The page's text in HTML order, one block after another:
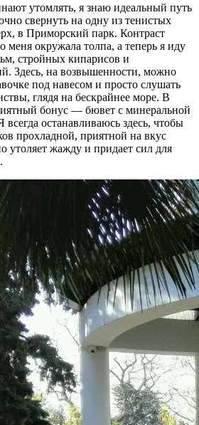
утомлять, я знаю идеальный путь
свернуть на одну из тенистых
в Приморский парк. Контраст
меня окружала толпа, а теперь я иду
стройных кипарисов и
Здесь, на возвышенности, можно
под навесом и просто слушать
глядя на бескрайнее море. В
бонус — бювет с минеральной
останавливаюсь здесь, чтобы
прохладной, приятной на вкус
утоляет жажду и придает сил для